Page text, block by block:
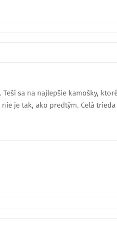
sa na najlepšie kamošky,
je tak, ako predtým. Celá